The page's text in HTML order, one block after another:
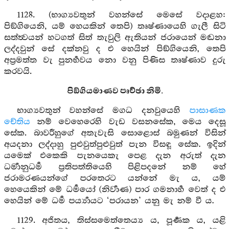
1128. (භාග්‍යවතුන් වහන්සේ මෙසේ වදාළහ:
පිඞ්ගියෙනි, යම් හෙයකින් තෙපි) තෘෂ්ණායෙහි ගැලී සිටි
සත්ත්‍වයන් හටගත් සිත් තැවුලි ඇතියන් ජරායෙන් මඬනා
ලද්දවුන් සේ දක්නවු ද එ හෙයින් පිඞ්ගියෙනි, තෙපි
අප්‍රමත්ත වැ පුනර්‍භවය නො වනු පිණිස තෘෂ්ණාව දුරු
කරවයි.
පිඞ්ගියමාණව පෘච්ඡා නිමි.
භාග්‍යවතුන් වහන්සේ මගධ දනවුයෙහි පාසාණක
චේතිය නම් වෙහෙරෙහි වැඩ වසනසේක, මෙය දෙසූ
සේක. බාවරීහුගේ අතැවැසි සොළොස් බමුණන් විසින්
අයදනා ලද්දාහු පුළුවුත්පුළුවුත් පැන විසඳූ සේක. ඉදින්
යමෙක් එකෙකි පැනයෙකැ පෙළ දැන අරුත් දැන
ධර්‍මානුධර්‍ම ප්‍රතිපත්තියෙහි පිළිපදනේ නම් හේ
ජරාමරණයන්ගේ පරතෙරට යන්නේ මැ ය, යම්
හෙයෙකින් මේ ධර්‍මයෝ (නිර්‍වාණ) පාර ගමනාර්‍හ වෙත් ද එ
හෙයින් මේ ධර්‍ම පර්‍ය්‍යායට ‘පරායන’ යනු මැ නම් වී ය.
1129. අජිතය, තිස්සමෙත්තෙය්‍ය ය, පූර්‍ණක ය, යළි